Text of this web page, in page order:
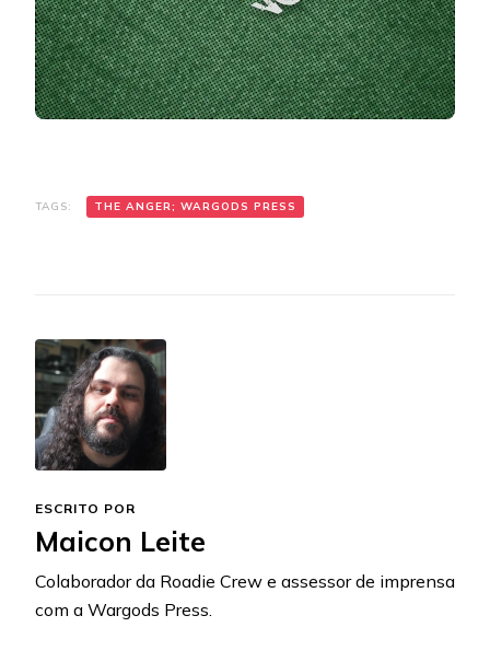
TAGS: THE ANGER; WARGODS PRESS
ESCRITO POR
Maicon Leite
Colaborador da Roadie Crew e assessor de imprensa
com a Wargods Press.